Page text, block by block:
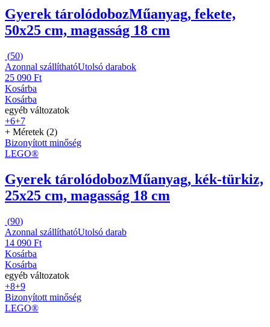
Gyerek tárolódobozMűanyag, fekete,
50x25 cm, magasság 18 cm
(50)
Azonnal szállíthatóUtolsó darabok
25 090 Ft
Kosárba
Kosárba
egyéb változatok
+6+7
+ Méretek (2)
Bizonyított minőség
LEGO®
Gyerek tárolódobozMűanyag, kék-türkiz,
25x25 cm, magasság 18 cm
(90)
Azonnal szállíthatóUtolsó darab
14 090 Ft
Kosárba
Kosárba
egyéb változatok
+8+9
Bizonyított minőség
LEGO®